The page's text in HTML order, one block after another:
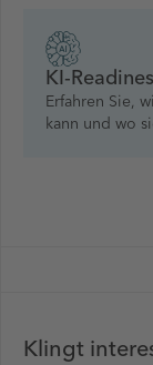
KI-
Erfahren Sie,
kann und wo
Klingt